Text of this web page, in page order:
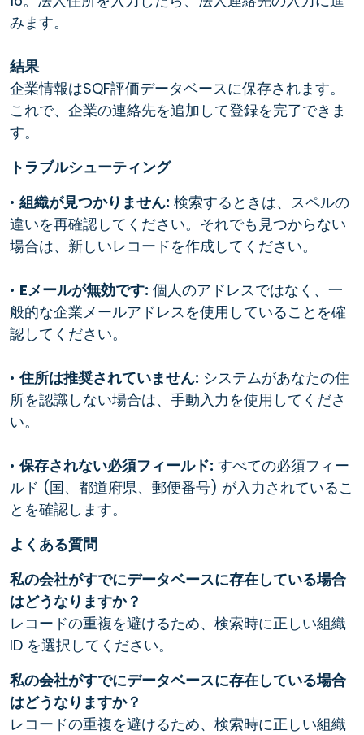
みます。
結果
企業情報はSQF評価データベースに保存されます。
これで、企業の連絡先を追加して登録を完了できま
す。
トラブルシューティング
• 組織が見つかりません: 検索するときは、スペルの
違いを再確認してください。それでも見つからない
場合は、新しいレコードを作成してください。
• Eメールが無効です: 個人のアドレスではなく、一
般的な企業メールアドレスを使用していることを確
認してください。
•住所は推奨されていません: システムがあなたの住
所を認識しない場合は、手動入力を使用してくださ
い。
• 保存されない必須フィールド: すべての必須フィー
ルド (国、都道府県、郵便番号) が入力されているこ
とを確認します。
よくある質問
私の会社がすでにデータベースに存在している場合
はどうなりますか？
レコードの重複を避けるため、検索時に正しい組織
ID を選択してください。
私の会社がすでにデータベースに存在している場合
はどうなりますか？
レコードの重複を避けるため、検索時に正しい組織